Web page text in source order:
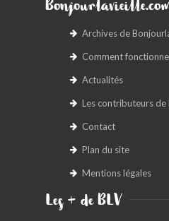
Archives de
Comment
Actualités
Les contributeurs
Contact
Plan du site
Mentions légales
Les + de BLV